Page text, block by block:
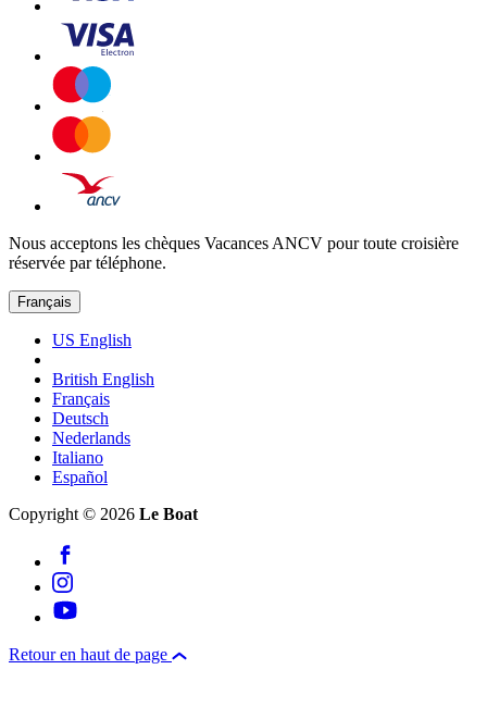
Nous acceptons les chèques Vacances ANCV pour toute croisière
réservée par téléphone.
Français
US English
British English
Français
Deutsch
Nederlands
Italiano
Español
Copyright © 2026 Le Boat
Retour en haut de page